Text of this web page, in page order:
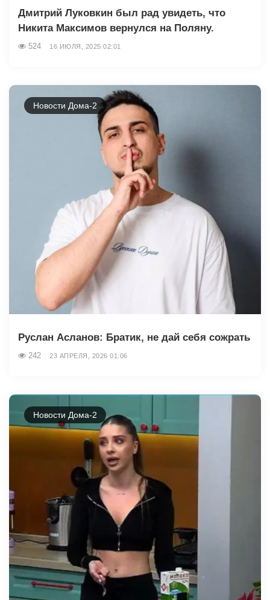
Дмитрий Луковкин был рад увидеть, что
Никита Максимов вернулся на Поляну.
524 16 ИЮЛЯ, 2025 02:01
Новости Дома-2
Руслан Асланов: Братик, не дай себя сожрать
242 23 АПРЕЛЯ, 2026 01:06
Новости Дома-2